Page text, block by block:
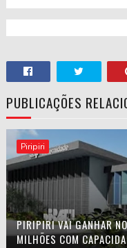
PUBLICAÇÕES
Piripiri
PIRIPIRI VAI GANHAR
MILHÕES COM